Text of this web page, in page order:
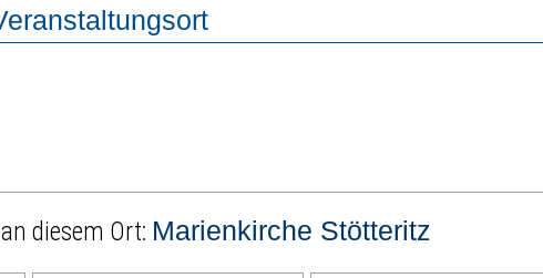
diesem Ort: Marienkirche Stötteritz